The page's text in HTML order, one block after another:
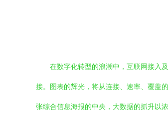
在数字化转型的浪潮中，互联网接入
接。图表的辉光，将从连接、速率、覆盖
张综合信息海报的中央，大数据的抓升以